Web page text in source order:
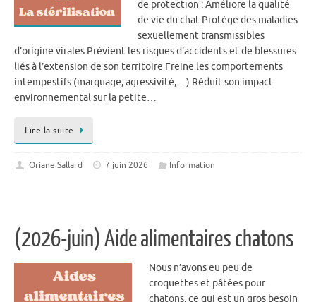
de protection : Améliore la qualité
de vie du chat Protège des maladies
sexuellement transmissibles
d’origine virales Prévient les risques d’accidents et de blessures
liés à l’extension de son territoire Freine les comportements
intempestifs (marquage, agressivité,…) Réduit son impact
environnemental sur la petite…
Lire la suite
Oriane Sallard 7 juin 2026 Information
(2026-juin) Aide alimentaires chatons
Nous n’avons eu peu de
croquettes et pâtées pour
chatons, ce qui est un gros besoin